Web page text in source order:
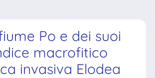
Po e dei suoi
macrofitico
invasiva Elodea